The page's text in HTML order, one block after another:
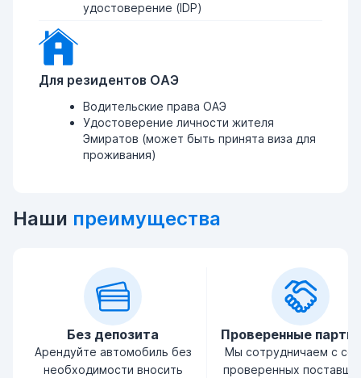
удостоверение (IDP)
Для резидентов ОАЭ
Водительские права ОАЭ
Удостоверение личности жителя
Эмиратов (может быть принята виза для
проживания)
Наши преимущества
Без депозита
Арендуйте автомобиль без
необходимости вносить
Проверенные
Мы сотрудничаем с
проверенных